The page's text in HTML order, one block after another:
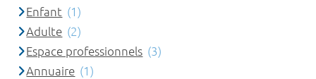
Enfant (1)
Adulte (2)
Espace professionnels (3)
Annuaire (1)